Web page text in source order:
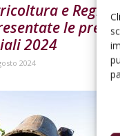
e
le
2024
2024